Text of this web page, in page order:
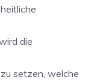
die
setzen, welche